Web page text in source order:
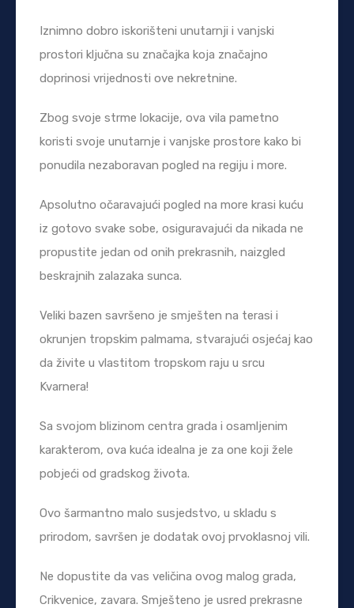
Iznimno dobro iskorišteni unutarnji i vanjski
prostori ključna su značajka koja značajno
doprinosi vrijednosti ove nekretnine.
Zbog svoje strme lokacije, ova vila pametno
koristi svoje unutarnje i vanjske prostore kako bi
ponudila nezaboravan pogled na regiju i more.
Apsolutno očaravajući pogled na more krasi kuću
iz gotovo svake sobe, osiguravajući da nikada ne
propustite jedan od onih prekrasnih, naizgled
beskrajnih zalazaka sunca.
Veliki bazen savršeno je smješten na terasi i
okrunjen tropskim palmama, stvarajući osjećaj kao
da živite u vlastitom tropskom raju u srcu
Kvarnera!
Sa svojom blizinom centra grada i osamljenim
karakterom, ova kuća idealna je za one koji žele
pobjeći od gradskog života.
Ovo šarmantno malo susjedstvo, u skladu s
prirodom, savršen je dodatak ovoj prvoklasnoj vili.
Ne dopustite da vas veličina ovog malog grada,
Crikvenice, zavara. Smješteno je usred prekrasne